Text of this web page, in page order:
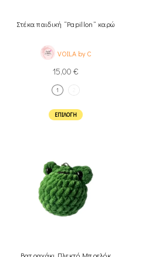
Στέκα παιδική “Papillon” καρώ
VOILA by C
15,00 €
1
ΕΠΙΛΟΓΉ